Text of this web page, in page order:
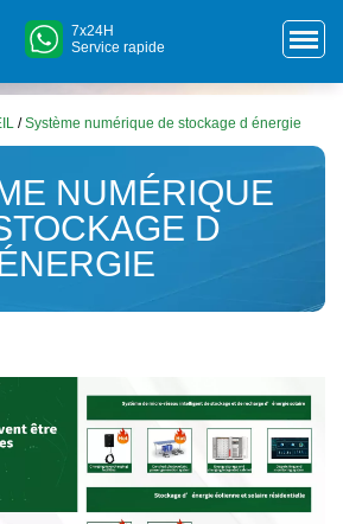
7x24H
Service rapide
/Système numérique de stockage d énergie
NUMÉRIQUE
D